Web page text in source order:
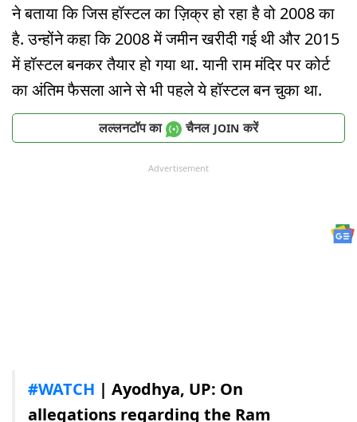
ने बताया कि जिस हॉस्टल का ज़िक्र हो रहा है वो 2008 का
है. उन्होंने कहा कि 2008 में जमीन खरीदी गई थी और 2015
में हॉस्टल बनकर तैयार हो गया था. यानी राम मंदिर पर कोर्ट
का अंतिम फैसला आने से भी पहले ये हॉस्टल बन चुका था.
लल्लनटॉप का चैनल JOIN करें
Advertisement
#WATCH | Ayodhya, UP: On
allegations regarding the Ram